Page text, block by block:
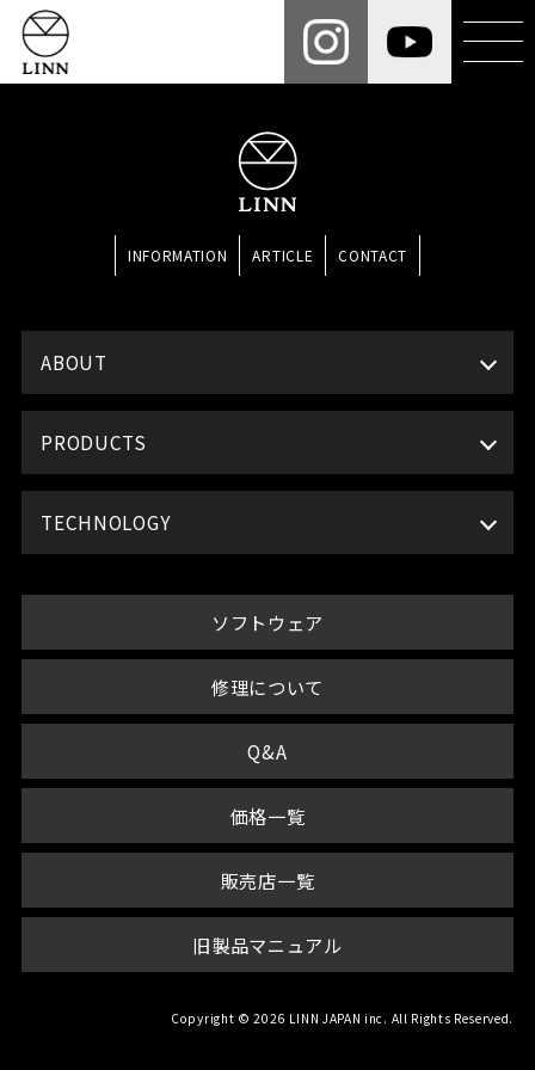
INFORMATION ARTICLE CONTACT
ABOUT
PRODUCTS
TECHNOLOGY
ソフトウェア
修理について
Q&A
価格一覧
販売店一覧
旧製品マニュアル
Copyright © 2026 LINN JAPAN inc. All Rights Reserved.